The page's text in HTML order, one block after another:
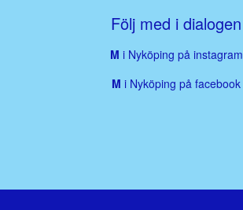
Följ med i dialogen
M i Nyköping på instagram
M i Nyköping på facebook